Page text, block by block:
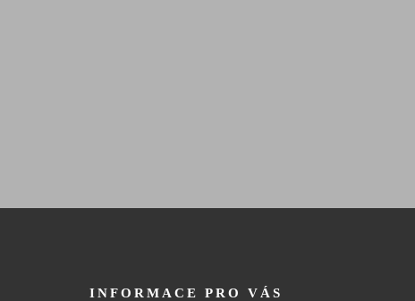
INFORMACE PRO VÁS